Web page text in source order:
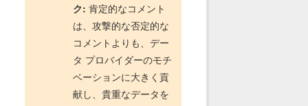
ク: 肯定的なコメント
は、攻撃的な否定的な
コメントよりも、デー
タ プロバイダーのモチ
ベーションに大きく貢
献し、貴重なデータを